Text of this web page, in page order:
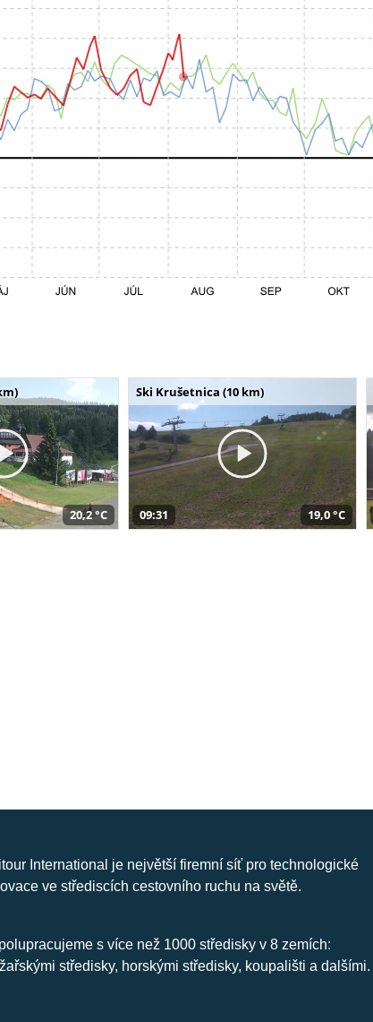
20,2 °C
Ski Krušetnica (10 km)
09:31 19,0 °C
International je největší firemní síť pro technologické
ve střediscích cestovního ruchu na světě.
s více než 1000 středisky v 8 zemích:
středisky, horskými středisky, koupališti a dalšími.